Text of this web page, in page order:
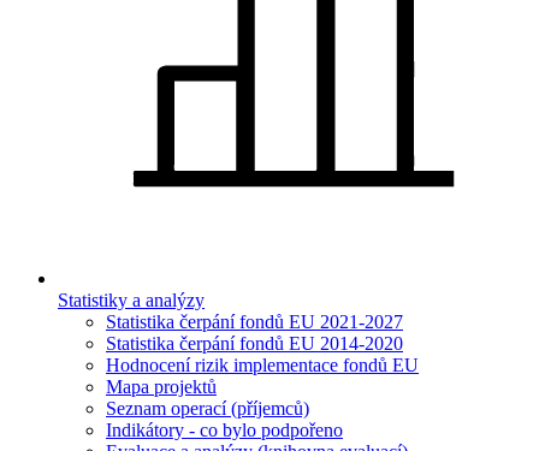
Statistiky a analýzy
Statistika čerpání fondů EU 2021-2027
Statistika čerpání fondů EU 2014-2020
Hodnocení rizik implementace fondů EU
Mapa projektů
Seznam operací (příjemců)
Indikátory - co bylo podpořeno